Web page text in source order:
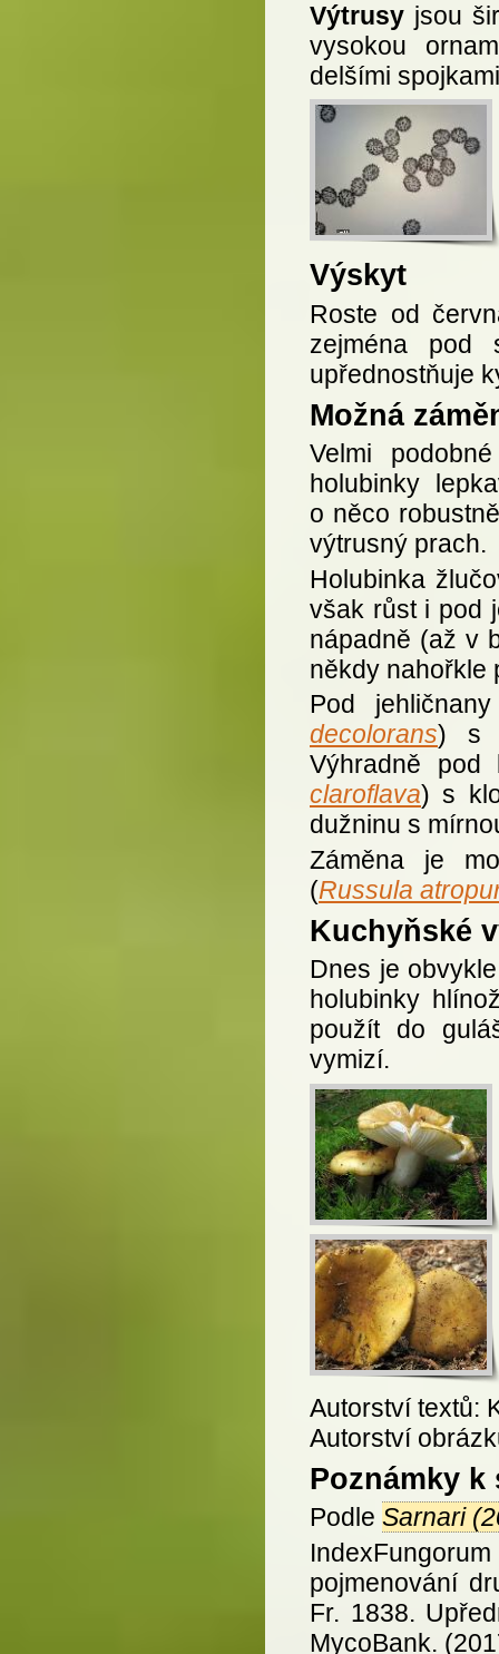
Výtrusy jsou
vysokou
delšími
Výskyt
Roste od
zejména pod
upřednostňuje
Možná
Velmi
holubinky
o něco
výtrusný prach.
Holubinka
však růst i pod
nápadně (až v
někdy nahořkle
Pod
decolorans) s
Výhradně pod
claroflava) s
dužninu s
Záměna je
(Russula
Kuchyňské
Dnes je
holubinky
použít do
vymizí.
Autorství textů:
Autorství
Poznámky k
Podle Sarnari
pojmenování
Fr. 1838.
MycoBank.